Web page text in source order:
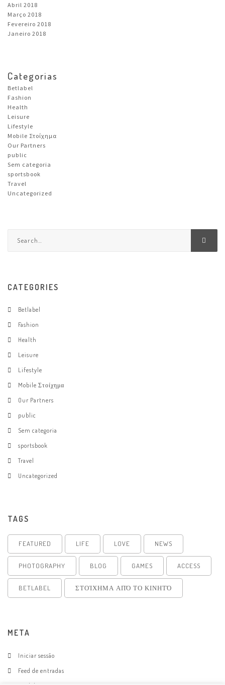
Abril 2018
Março 2018
Fevereiro 2018
Janeiro 2018
Categorias
Betlabel
Fashion
Health
Leisure
Lifestyle
Mobile Στοίχημα
Our Partners
public
Sem categoria
sportsbook
Travel
Uncategorized
CATEGORIES
Betlabel
Fashion
Health
Leisure
Lifestyle
Mobile Στοίχημα
Our Partners
public
Sem categoria
sportsbook
Travel
Uncategorized
TAGS
FEATURED LIFE LOVE NEWS
PHOTOGRAPHY BLOG GAMES ACCESS
BETLABEL ΣΤΟΊΧΗΜΑ ΑΠΌ ΤΟ ΚΙΝΗΤΌ
META
Iniciar sessão
Feed de entradas